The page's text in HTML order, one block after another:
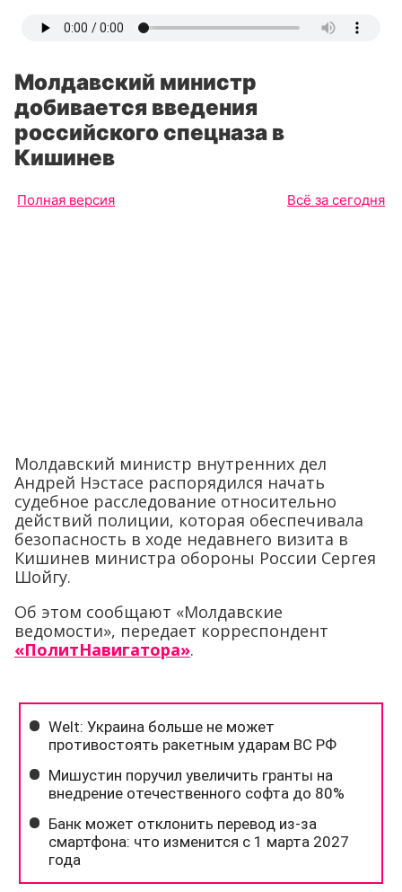
Молдавский министр
добивается введения
российского спецназа в
Кишинев
Полная версия Всё за сегодня
Молдавский министр внутренних дел
Андрей Нэстасе распорядился начать
судебное расследование относительно
действий полиции, которая обеспечивала
безопасность в ходе недавнего визита в
Кишинев министра обороны России Сергея
Шойгу.
Об этом сообщают «Молдавские
ведомости», передает корреспондент
«ПолитНавигатора».